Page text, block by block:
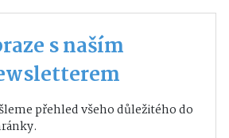
s naším
přehled všeho důležitého do